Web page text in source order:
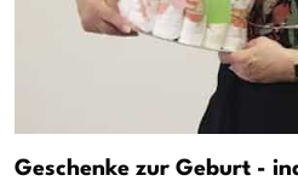
Geschenke zur Geburt -